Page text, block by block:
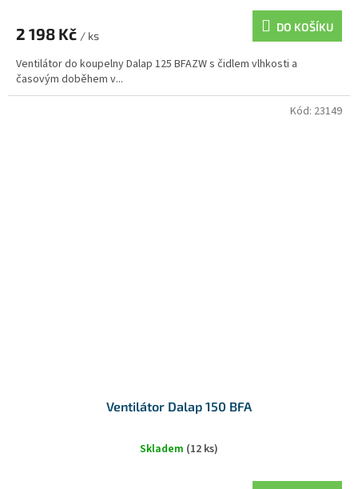
2 198 Kč / ks
DO KOŠÍKU
Ventilátor do koupelny Dalap 125 BFAZW s čidlem vlhkosti a
časovým doběhem v...
Ventilátor Dalap 150 BFA
Skladem (12 ks)
Kód: 23149